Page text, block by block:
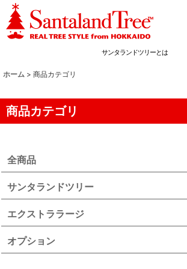
サンタランドツリーとは
ホーム > 商品カテゴリ
商品カテゴリ
全商品
サンタランドツリー
エクストララージ
オプション